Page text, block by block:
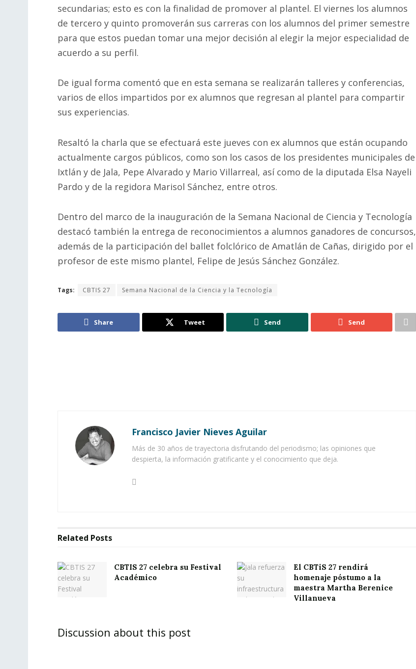
secundarias; esto es con la finalidad de promover al plantel. El viernes los alumnos
de tercero y quinto promoverán sus carreras con los alumnos del primer semestre
para que estos puedan tomar una mejor decisión al elegir la mejor especialidad de
acuerdo a su perfil.
De igual forma comentó que en esta semana se realizarán talleres y conferencias,
varios de ellos impartidos por ex alumnos que regresan al plantel para compartir
sus experiencias.
Resaltó la charla que se efectuará este jueves con ex alumnos que están ocupando
actualmente cargos públicos, como son los casos de los presidentes municipales de
Ixtlán y de Jala, Pepe Alvarado y Mario Villarreal, así como de la diputada Elsa Nayeli
Pardo y de la regidora Marisol Sánchez, entre otros.
Dentro del marco de la inauguración de la Semana Nacional de Ciencia y Tecnología
destacó también la entrega de reconocimientos a alumnos ganadores de concursos,
además de la participación del ballet folclórico de Amatlán de Cañas, dirigido por el
profesor de este mismo plantel, Felipe de Jesús Sánchez González.
Tags: CBTIS 27 Semana Nacional de la Ciencia y la Tecnología
Share Tweet Send Send
Francisco Javier Nieves Aguilar
Más de 30 años de trayectoria disfrutando del periodismo; las opiniones que
despierta, la información gratificante y el conocimiento que deja.
Related Posts
CBTIS 27 celebra su Festival
Académico
El CBTiS 27 rendirá
homenaje póstumo a la
maestra Martha Berenice
Villanueva
Discussion about this post